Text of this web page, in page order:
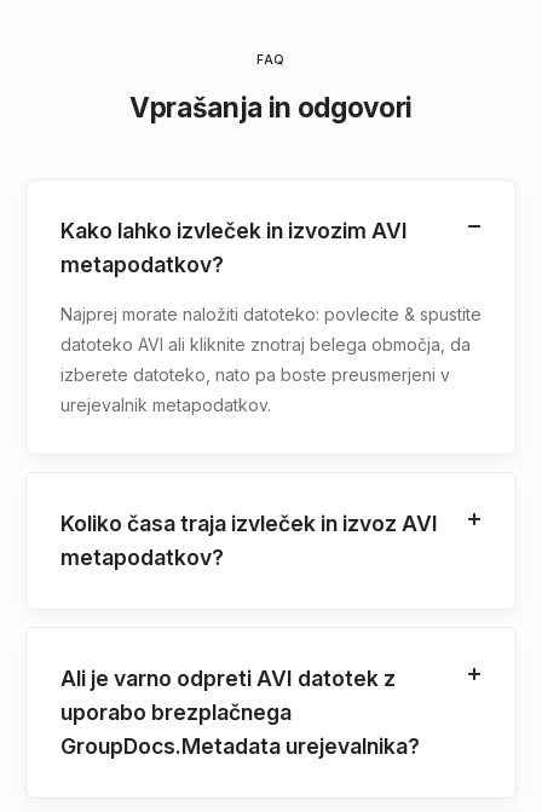
FAQ
Vprašanja in odgovori
Kako lahko izvleček in izvozim AVI
metapodatkov?
Najprej morate naložiti datoteko: povlecite & spustite
datoteko AVI ali kliknite znotraj belega območja, da
izberete datoteko, nato pa boste preusmerjeni v
urejevalnik metapodatkov.
Koliko časa traja izvleček in izvoz AVI
metapodatkov?
Ali je varno odpreti AVI datotek z
uporabo brezplačnega
GroupDocs.Metadata urejevalnika?